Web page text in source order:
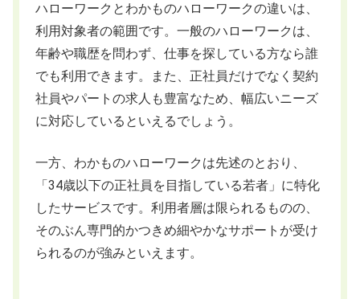
ハローワークとわかものハローワークの違いは、
利用対象者の範囲です。一般のハローワークは、
年齢や職歴を問わず、仕事を探している方なら誰
でも利用できます。また、正社員だけでなく契約
社員やパートの求人も豊富なため、幅広いニーズ
に対応しているといえるでしょう。
一方、わかものハローワークは先述のとおり、
「34歳以下の正社員を目指している若者」に特化
したサービスです。利用者層は限られるものの、
そのぶん専門的かつきめ細やかなサポートが受け
られるのが強みといえます。